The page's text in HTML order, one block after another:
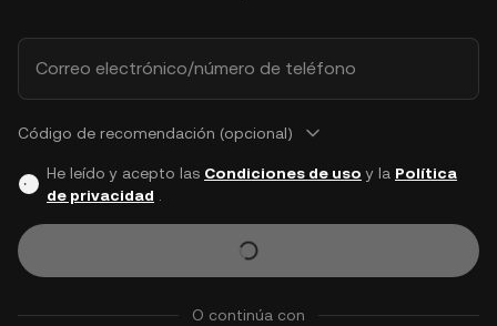
Correo electrónico/número de teléfono
Código de recomendación (opcional)
He leído y acepto las Condiciones de uso y la Política
de privacidad
O continúa con